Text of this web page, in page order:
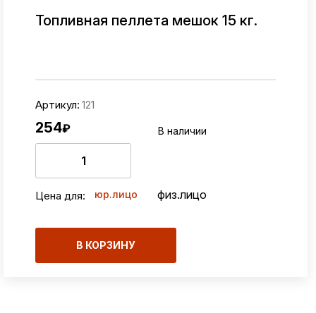
Топливная пеллета мешок 15 кг.
Артикул: 121
254₽ В наличии
Цена для: юр.лицо физ.лицо
В КОРЗИНУ